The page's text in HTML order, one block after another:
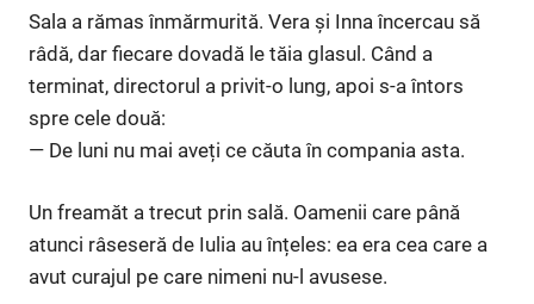
Sala a rămas înmărmurită. Vera și Inna încercau să
râdă, dar fiecare dovadă le tăia glasul. Când a
terminat, directorul a privit-o lung, apoi s-a întors
spre cele două:
— De luni nu mai aveți ce căuta în compania asta.
Un freamăt a trecut prin sală. Oamenii care până
atunci râseseră de Iulia au înțeles: ea era cea care a
avut curajul pe care nimeni nu-l avusese.